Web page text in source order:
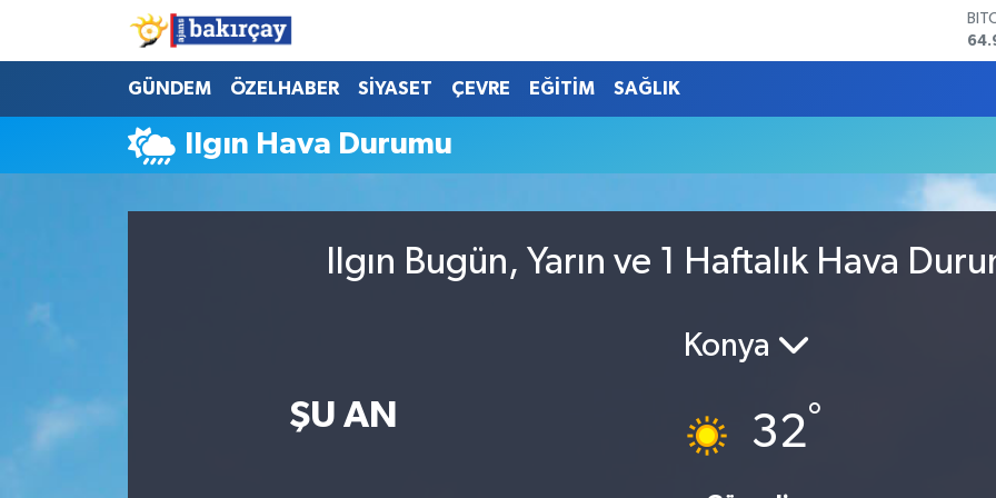
GÜNDEM ÖZELHABER SİYASET ÇEVRE EĞİTİM SAĞLIK
Ilgın Hava Durumu
Ilgın Bugün, Yarın ve 1 Haftalık Hava
ŞU AN
Konya
32°
İzmir Nöbetçi Eczaneler
İzmir Hava Durumu